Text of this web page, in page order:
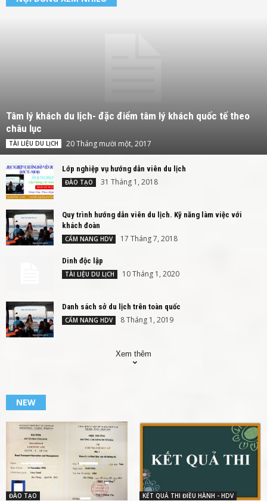
Tâm lý khách du lịch- đặc điểm tâm lý khách quốc tế theo
châu lục
TÀI LIỆU DU LỊCH 20 Tháng mười một, 2017
Lớp nghiệp vụ hướng dẫn viên du lịch
ĐÀO TẠO 31 Tháng 1, 2018
Quy trình hướng dẫn viên du lịch. Kỹ năng làm việc với
khách đoàn
CẨM NANG HDV 17 Tháng 7, 2018
Dinh độc lập
TÀI LIỆU DU LỊCH 10 Tháng 1, 2020
Danh sách sở du lịch trên toàn quốc
CẨM NANG HDV 8 Tháng 1, 2019
Xem thêm
NEW
ĐÀO TẠO KẾT QUẢ THI ĐIỀU HÀNH - HDV